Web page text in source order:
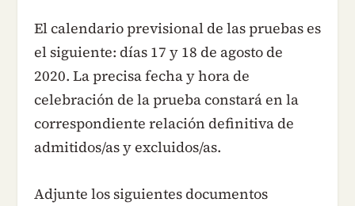
El calendario previsional de las pruebas es
el siguiente: días 17 y 18 de agosto de
2020. La precisa fecha y hora de
celebración de la prueba constará en la
correspondiente relación definitiva de
admitidos/as y excluidos/as.
Adjunte los siguientes documentos